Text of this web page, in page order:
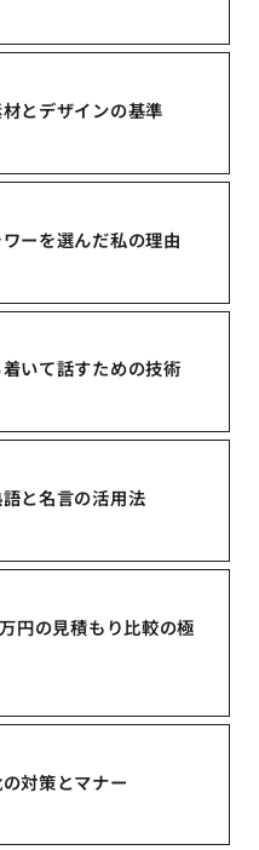
とデザインの基準
ーを選んだ私の理由
いて話すための技術
と名言の活用法
円の見積もり比較の極
対策とマナー